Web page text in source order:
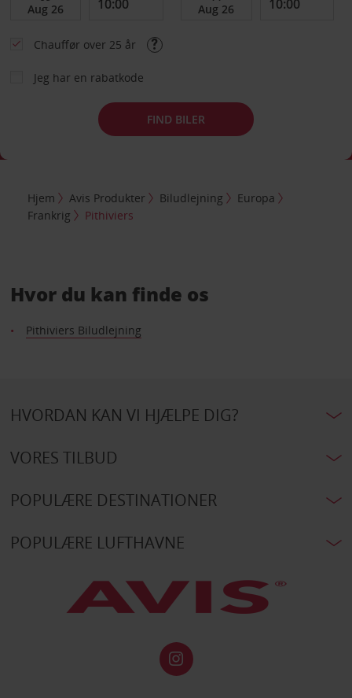
Chauffør over 25 år
Jeg har en rabatkode
FIND BILER
Hjem Avis Produkter Biludlejning
Europa
Frankrig
Pithiviers
Hvor du kan finde os
Pithiviers Biludlejning
HVORDAN KAN VI HJÆLPE DIG?
VORES TILBUD
POPULÆRE DESTINATIONER
POPULÆRE LUFTHAVNE